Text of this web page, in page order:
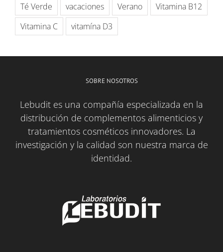
Té Verde
vacaciones Verano
Vitamina B12
Vitamina C
vitamína D3
SOBRE NOSOTROS
Lebudit es una compañía especializada en la
distribución de complementos alimenticios y
tratamientos cosméticos innovadores. La
investigación y la calidad son nuestra marca de
identidad.